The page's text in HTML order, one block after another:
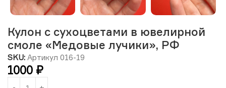
Кулон с сухоцветами в ювелирной
смоле «Медовые лучики», РФ
SKU: Артикул 016-19
1000 ₽